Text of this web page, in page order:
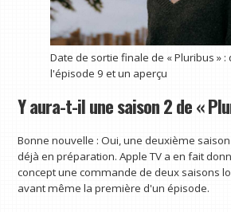
Date de sortie finale de « Pluribus »
l'épisode 9 et un aperçu
Y aura-t-il une saison 2 de «
Bonne nouvelle : Oui, une deuxième
déjà en préparation. Apple TV a en fait
concept une commande de deux saisons
avant même la première d'un épisode.